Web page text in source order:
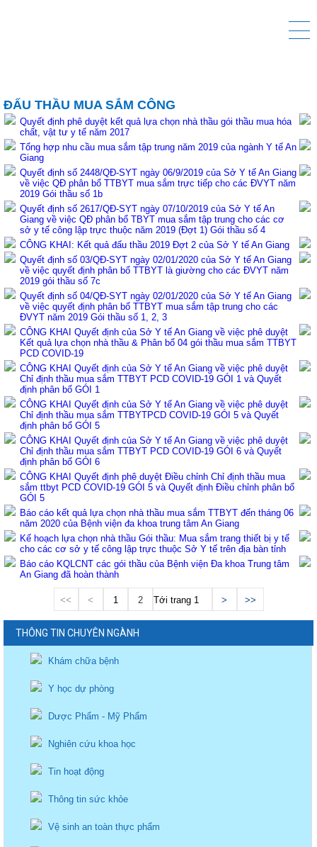
ĐẤU THẦU MUA SẮM CÔNG
Quyết định phê duyệt kết quả lựa chọn nhà thầu gói thầu mua hóa
chất, vật tư y tế năm 2017
Tổng hợp nhu cầu mua sắm tập trung năm 2019 của ngành Y tế An
Giang
Quyết định số 2448/QĐ-SYT ngày 06/9/2019 của Sở Y tế An Giang
về việc QĐ phân bổ TTBYT mua sắm trực tiếp cho các ĐVYT năm
2019 Gói thầu số 1b
Quyết định số 2617/QĐ-SYT ngày 07/10/2019 của Sở Y tế An
Giang về việc QĐ phân bổ TBYT mua sắm tập trung cho các cơ
sở y tế công lập trực thuộc năm 2019 (Đợt 1) Gói thầu số 4
CÔNG KHAI: Kết quả đấu thầu 2019 Đợt 2 của Sở Y tế An Giang
Quyết định số 03/QĐ-SYT ngày 02/01/2020 của Sở Y tế An Giang
về việc quyết định phân bổ TTBYT là giường cho các ĐVYT năm
2019 gói thầu số 7c
Quyết định số 04/QĐ-SYT ngày 02/01/2020 của Sở Y tế An Giang
về việc quyết định phân bổ TTBYT mua sắm tập trung cho các
ĐVYT năm 2019 Gói thầu số 1, 2, 3
CÔNG KHAI Quyết định của Sở Y tế An Giang về việc phê duyệt
Kết quả lựa chọn nhà thầu & Phân bổ 04 gói thầu mua sắm TTBYT
PCD COVID-19
CÔNG KHAI Quyết định của Sở Y tế An Giang về việc phê duyệt
Chỉ định thầu mua sắm TTBYT PCD COVID-19 GÓI 1 và Quyết
định phân bổ GÓI 1
CÔNG KHAI Quyết định của Sở Y tế An Giang về việc phê duyệt
Chỉ định thầu mua sắm TTBYTPCD COVID-19 GÓI 5 và Quyết
định phân bổ GÓI 5
CÔNG KHAI Quyết định của Sở Y tế An Giang về việc phê duyệt
Chỉ định thầu mua sắm TTBYT PCD COVID-19 GÓI 6 và Quyết
định phân bổ GÓI 6
CÔNG KHAI Quyết định phê duyệt Điều chỉnh Chỉ định thầu mua
sắm ttbyt PCD COVID-19 GÓI 5 và Quyết định Điều chỉnh phân bổ
GÓI 5
Báo cáo kết quả lựa chọn nhà thầu mua sắm TTBYT đến tháng 06
năm 2020 của Bệnh viện đa khoa trung tâm An Giang
Kế hoạch lựa chọn nhà thầu Gói thầu: Mua sắm trang thiết bị y tế
cho các cơ sở y tế công lập trực thuộc Sở Y tế trên địa bàn tỉnh
Báo cáo KQLCNT các gói thầu của Bệnh viện Đa khoa Trung tâm
An Giang đã hoàn thành
<< < 1 2 Tới trang > >>
THÔNG TIN CHUYÊN NGÀNH
Khám chữa bệnh
Y học dự phòng
Dược Phẩm - Mỹ Phẩm
Nghiên cứu khoa học
Tin hoạt động
Thông tin sức khỏe
Vệ sinh an toàn thực phẩm